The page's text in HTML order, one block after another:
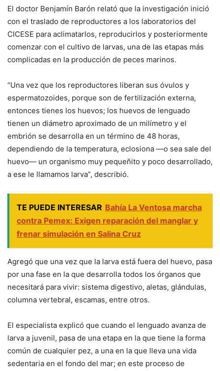
El doctor Benjamín Barón relató que la investigación inició
con el traslado de reproductores a los laboratorios del
CICESE para aclimatarlos, reproducirlos y posteriormente
comenzar con el cultivo de larvas, una de las etapas más
complicadas en la producción de peces marinos.
“Una vez que los reproductores liberan sus óvulos y
espermatozoides, porque son de fertilización externa,
entonces tienes los huevos; los huevos de lenguado
tienen un diámetro aproximado de un milímetro y el
embrión se desarrolla en un término de 48 horas,
dependiendo de la temperatura, eclosiona —o sea sale del
huevo— un organismo muy pequeñito y poco desarrollado,
a ese le llamamos larva”, describió.
TE PUEDE INTERESAR Bahía La Ventosa marcha
contra Pemex: Exigen reparación del manglar y
frenar simulación en Salina Cruz
Agregó que una vez que la larva está fuera del huevo, pasa
por una fase en la que desarrolla todos los órganos que
necesitará para vivir: sistema digestivo, aletas, glándulas,
columna vertebral, escamas, entre otros.
El especialista explicó que cuando el lenguado avanza de
larva a juvenil, pasa de una etapa en la que tiene la forma
común de cualquier pez, a una en la que lleva una vida
sedentaria en el fondo del mar; en este proceso de